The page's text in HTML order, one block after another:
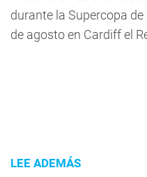
durante la Supercopa
de agosto en Cardiff el
LEE ADEMÁS